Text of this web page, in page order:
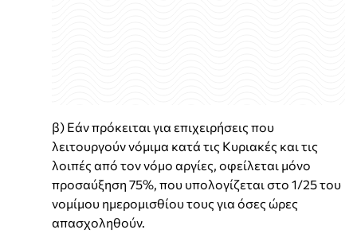
β) Εάν πρόκειται για επιχειρήσεις που
λειτουργούν νόμιμα κατά τις Κυριακές και τις
λοιπές από τον νόμο αργίες, οφείλεται μόνο
προσαύξηση 75%, που υπολογίζεται στο 1/25 του
νομίμου ημερομισθίου τους για όσες ώρες
απασχοληθούν.